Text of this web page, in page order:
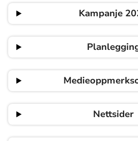
Kampanje
Nettsider